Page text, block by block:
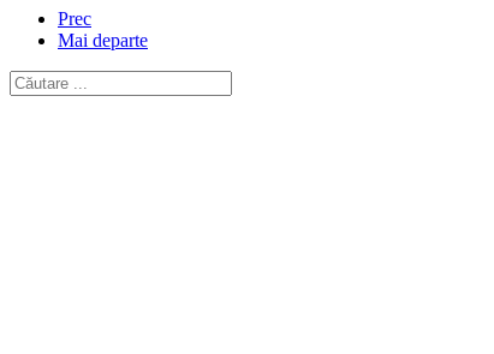
Prec
Mai departe